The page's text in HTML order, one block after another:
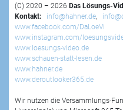
(C) 2020 – 2026 Das Lösungs-
Kontakt:
info@hahner.de,
www.facebook.com/DaLoeVi
www.instagram.com/
www.loesungs-video.de
www.schauen-statt-lesen.de
www.hahner.de
www.deroutlooker365.de
Wir nutzen die Versammlungs-